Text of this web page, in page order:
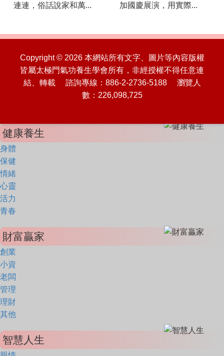
連連，俗話說家和萬...
加國慶展演，用實際...
Copyright © 2026 本網站所有文字、圖片等內容版權
皆屬太極門氣功養生學會所有，非經授權不得任意連
結、轉載 諮詢專線：886-2-2736-5188 瀏覽人
數：226,098,725
健康養生
身體
保健
情緒
心靈
活力
青春
財富贏家
創業
小資
老闆
管理
理財
其他
智慧人生